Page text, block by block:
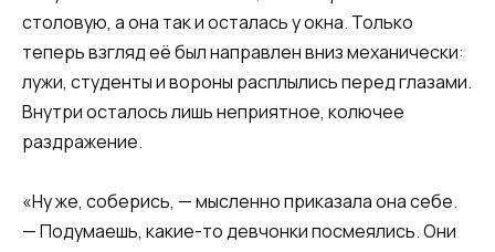
столовую, а она так и осталась у окна. Только
теперь взгляд её был направлен вниз механически:
лужи, студенты и вороны расплылись перед глазами.
Внутри осталось лишь неприятное, колючее
раздражение.
«Ну же, соберись, — мысленно приказала она себе.
— Подумаешь, какие-то девчонки посмеялись. Они